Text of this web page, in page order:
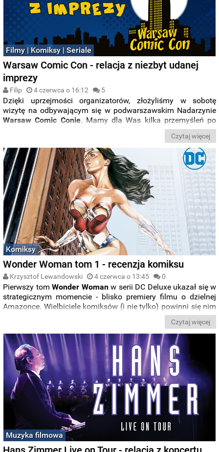
Filmy | Komiksy | Seriale
Warsaw Comic Con - relacja z niezbyt udanej
imprezy
Filip 4 czerwca o 16:12 5
Dzięki uprzejmości organizatorów, złożyliśmy w sobotę
wizytę na odbywającym się w podwarszawskim Nadarzynie
Warsaw Comic Conie. Mamy dla Was kilka przemyśleń po
Czytaj więcej
Komiksy
Wonder Woman tom 1 - recenzja komiksu
Krzysztof Lewandowski 4 czerwca o 13:45 0
Pierwszy tomWonder Womanw serii DC Deluxe ukazał się w
strategicznym momencie - blisko premiery filmu o dzielnej
Amazonce. Wielbiciele komiksów (i nie tylko) powinni się nim
zainteresować szczególnie ze względu na zachwycający
Czytaj więcej
Muzyka filmowa